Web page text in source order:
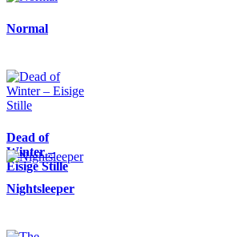
Normal
Dead of
Winter –
Eisige Stille
Nightsleeper